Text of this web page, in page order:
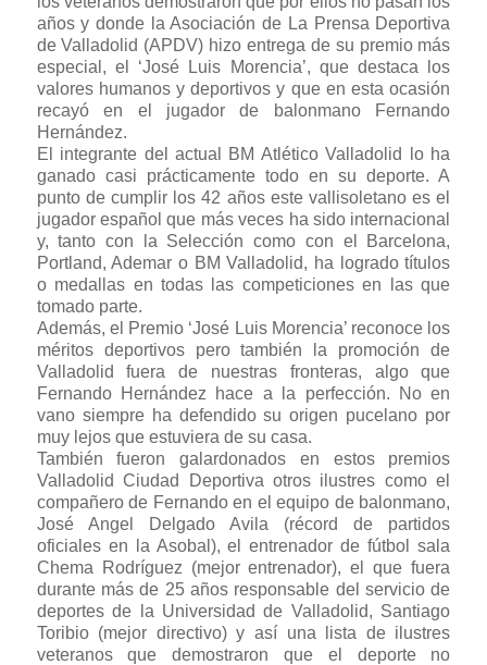
años y donde la Asociación de La Prensa Deportiva
de Valladolid (APDV) hizo entrega de su premio más
especial, el ‘José Luis Morencia’, que destaca los
valores humanos y deportivos y que en esta ocasión
recayó en el jugador de balonmano Fernando
Hernández.
El integrante del actual BM Atlético Valladolid lo ha
ganado casi prácticamente todo en su deporte. A
punto de cumplir los 42 años este vallisoletano es el
jugador español que más veces ha sido internacional
y, tanto con la Selección como con el Barcelona,
Portland, Ademar o BM Valladolid, ha logrado títulos
o medallas en todas las competiciones en las que
tomado parte.
Además, el Premio ‘José Luis Morencia’ reconoce los
méritos deportivos pero también la promoción de
Valladolid fuera de nuestras fronteras, algo que
Fernando Hernández hace a la perfección. No en
vano siempre ha defendido su origen pucelano por
muy lejos que estuviera de su casa.
También fueron galardonados en estos premios
Valladolid Ciudad Deportiva otros ilustres como el
compañero de Fernando en el equipo de balonmano,
José Angel Delgado Avila (récord de partidos
oficiales en la Asobal), el entrenador de fútbol sala
Chema Rodríguez (mejor entrenador), el que fuera
durante más de 25 años responsable del servicio de
deportes de la Universidad de Valladolid, Santiago
Toribio (mejor directivo) y así una lista de ilustres
veteranos que demostraron que el deporte no